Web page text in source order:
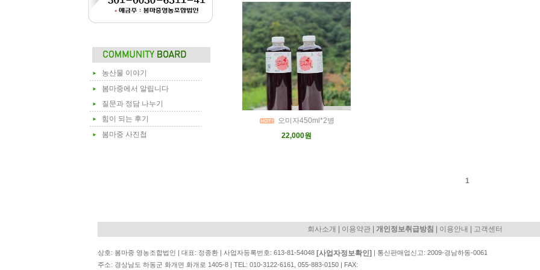
농산물 이야기
봄마중에서 알립니다
질문과 정담 나누기
힘이 되는 후기
봄마중 사진첩
오미자450ml*2병
22,000원
1
회사소개 이용약관 개인정보취급방침 이용안내 고객센터
상호: 봄마중 영농조합법인 | 대표: 정종환 | 사업자등록번호: 613-81-54048 [사업자정보확인]
| 통신판매업신고: 2009-경남하동-0061
주소: 경상남도 하동군 화개면 화개로 1405-8 | TEL: 010-3122-6161, 055-883-0150 | FAX: